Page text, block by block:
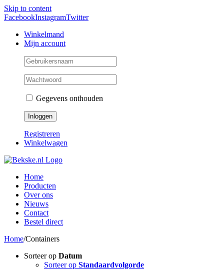
Skip to content
FacebookInstagramTwitter
Winkelmand
Mijn account
Gegevens onthouden
Registreren
Winkelwagen
Home
Producten
Over ons
Nieuws
Contact
Bestel direct
Home/Containers
Sorteer op Datum
Sorteer op Standaardvolgorde